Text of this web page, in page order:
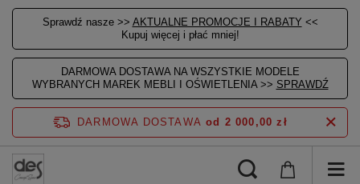
Sprawdź nasze >> AKTUALNE PROMOCJE I RABATY <<
Kupuj więcej i płać mniej!
DARMOWA DOSTAWA NA WSZYSTKIE MODELE
WYBRANYCH MAREK MEBLI I OŚWIETLENIA >> SPRAWDŹ
DARMOWA DOSTAWA od 2 000,00 zł